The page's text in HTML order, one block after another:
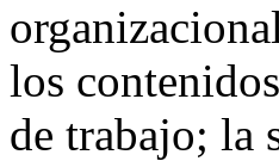
los
de trabajo; la